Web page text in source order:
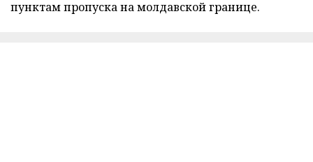
пунктам пропуска на молдавской границе.